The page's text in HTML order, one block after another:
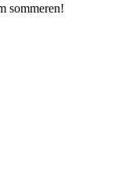
sommeren!